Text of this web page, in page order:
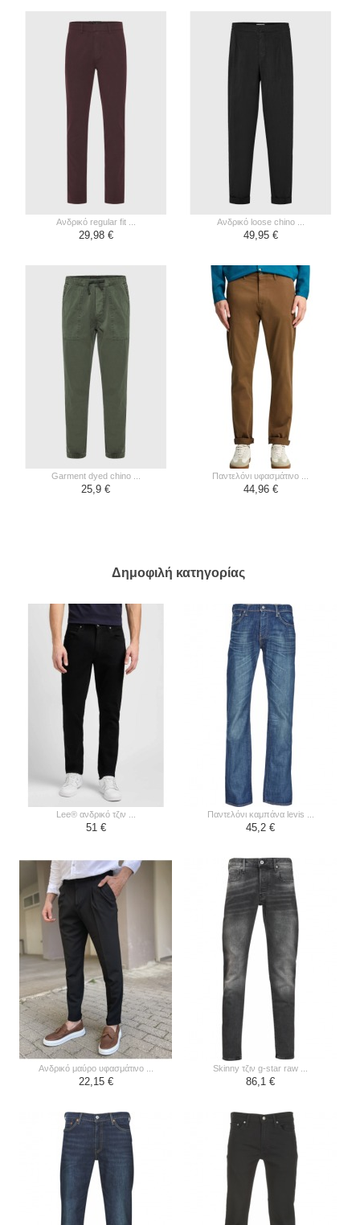
ανδρικό regular fit ...
29,98 €
ανδρικό loose chino ...
49,95 €
garment dyed chino ...
25,9 €
παντελόνι υφασμάτινο ...
44,96 €
Δημοφιλή κατηγορίας
lee® ανδρικό τζιν ...
51 €
παντελόνι καμπάνα levis ...
45,2 €
ανδρικό μαύρο υφασμάτινο ...
22,15 €
skinny τζιν g-star raw ...
86,1 €